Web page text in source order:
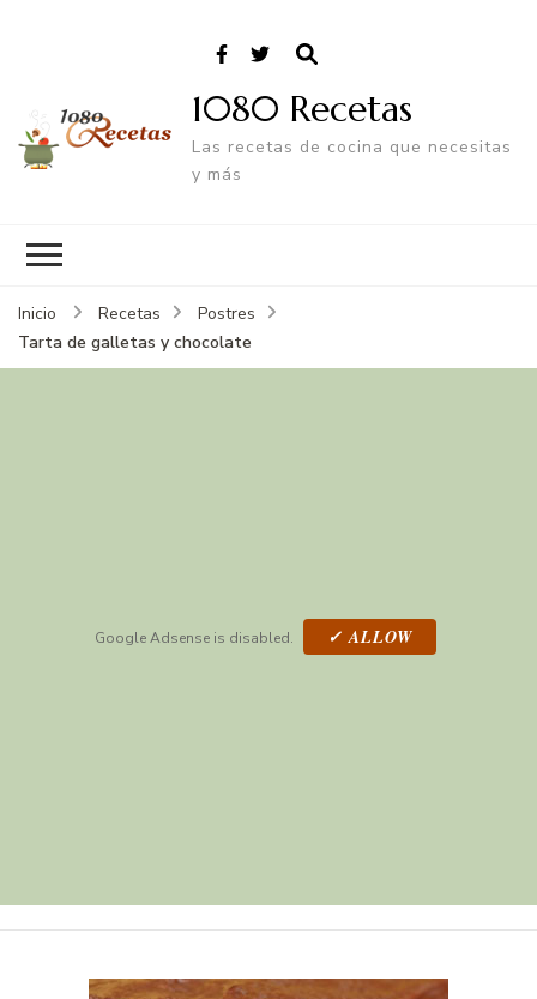
1080 Recetas
Las recetas de cocina que necesitas
y más
Inicio Recetas
Postres
Tarta de galletas y chocolate
Google Adsense is disabled. ✓ ALLOW